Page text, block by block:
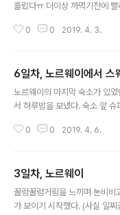
흘렀다ㅠ 더이상 까먹기전에
산악 열차를 타보고, 저 멀리 베
간도 없이 휙휙 지나가는건 많
의 외관에는 정차역이 그려져
르게, 그룹관광객은 별도의 칸
무래도 북유럽여행은 패키지,
0 0 2019. 4. 3.
6일차, 노르웨이에서 스
노르웨이의 마지막 숙소가 있
서 하루밤을 보냈다. 숙소 앞 슈
를 판매하는건 허가받은 곳에서
오슬로에 도착해서, 오슬로 시
상 장소라고 한다. 개인적으로
타일이 인상 깊었다. 그리고 오
0 0 2019. 4. 6.
3일차, 노르웨이
꿀렁꿀렁거림을 느끼며 눈비비
가 보이기 시작했다. (사실 일